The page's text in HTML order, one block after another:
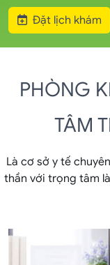
Đặt lịch khám
PHÒNG
TÂM
Là cơ sở y tế
thần với trọng tâm